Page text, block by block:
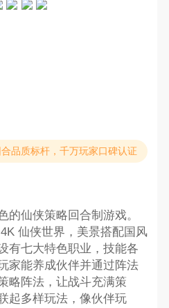
品质标杆，千万玩家口碑认证
的仙侠策略回合制游戏。
仙侠世界，美景搭配国风
有七大特色职业，技能各
家能养成伙伴并通过阵法
略阵法，让战斗充满策
起多样玩法，像伙伴玩